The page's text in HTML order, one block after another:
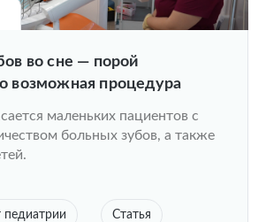
во сне — порой
возможная процедура
маленьких пациентов с
больных зубов, а также
педиатрии Статья